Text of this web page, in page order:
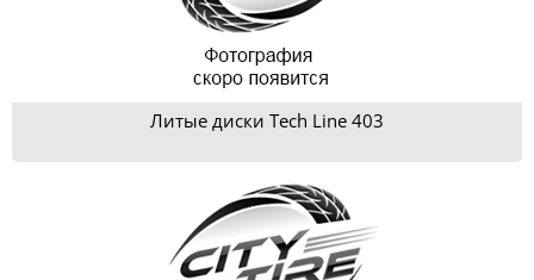
Литые диски Tech Line 403